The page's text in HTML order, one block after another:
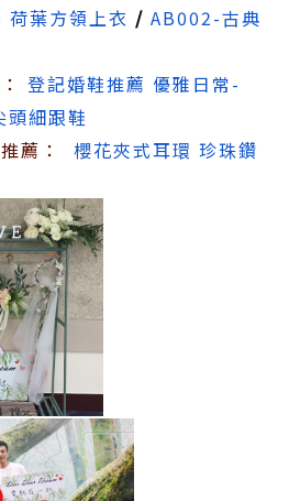
葉方領上衣 / AB002-古典
登記婚鞋推薦 優雅日常-
細跟鞋
薦：
櫻花夾式耳環 珍珠鑽